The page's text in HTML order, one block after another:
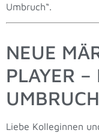
Umbruch“.
NEUE
PLAYER
UMBRUCH
Liebe Kolleginnen